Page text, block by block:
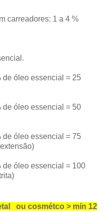
carreadores: 1 a 4 %
de óleo essencial = 25
de óleo essencial = 50
de óleo essencial = 75
de óleo essencial = 100
ou cosmétco > mín 12